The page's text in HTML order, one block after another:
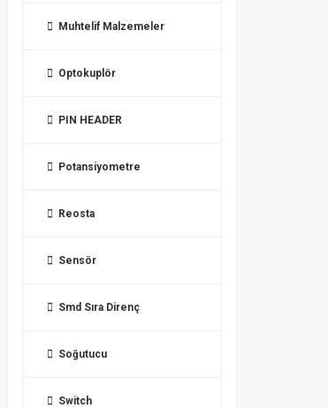
Muhtelif Malzemeler
Optokuplör
PIN HEADER
Potansiyometre
Reosta
Sensör
Smd Sıra Direnç
Soğutucu
Switch